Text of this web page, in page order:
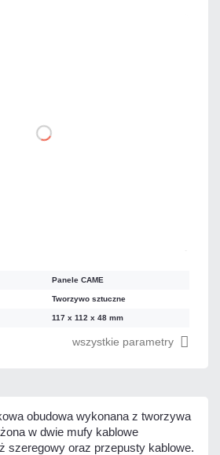
Panele CAME
Tworzywo sztuczne
117 x 112 x 48 mm
wszystkie parametry
obudowa wykonana z tworzywa
w dwie mufy kablowe
szeregowy oraz przepusty kablowe.